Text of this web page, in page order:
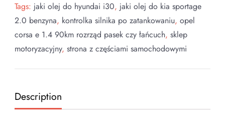
Tags: jaki olej do hyundai i30, jaki olej do kia sportage
2.0 benzyna, kontrolka silnika po zatankowaniu, opel
corsa e 1.4 90km rozrząd pasek czy łańcuch, sklep
motoryzacyjny, strona z częściami samochodowymi
Description